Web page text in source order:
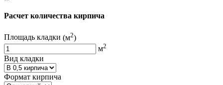
Расчет количества кирпича
Площадь кладки (м2)
м2
Вид кладки
Формат кирпича